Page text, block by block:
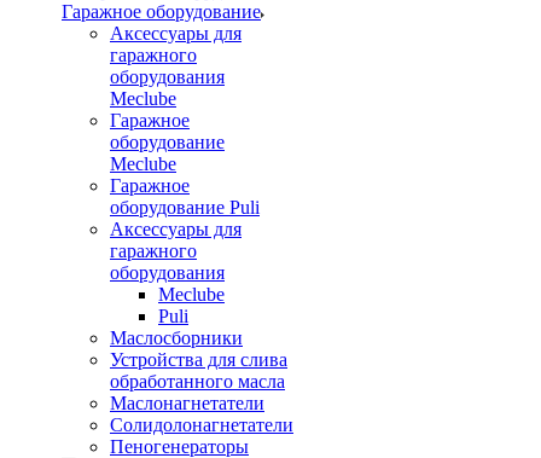
Гаражное оборудование
Аксессуары для
гаражного
оборудования
Meclube
Гаражное
оборудование
Meclube
Гаражное
оборудование Puli
Аксессуары для
гаражного
оборудования
Meclube
Puli
Маслосборники
Устройства для слива
обработанного масла
Маслонагнетатели
Солидолонагнетатели
Пеногенераторы